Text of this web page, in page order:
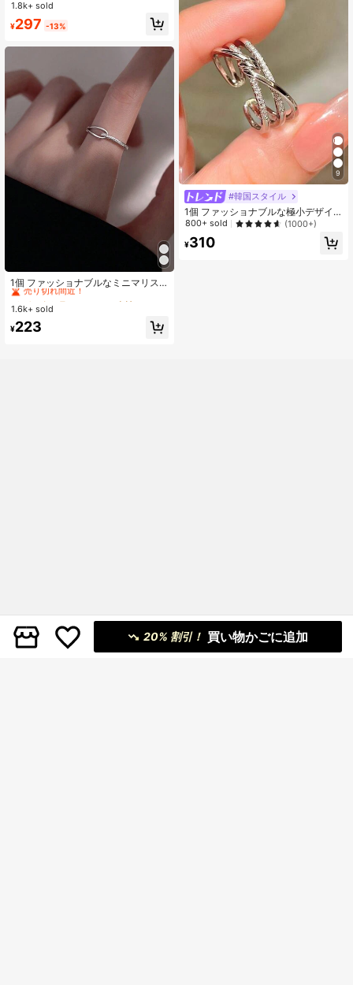
1.8k+ sold
¥297 -13%
1個 ファッショナブルなミニマリス
トデザイン キラキラカーブ 調整可能
リング
売り切れ間近！
#2 ベストセラー
売り切れ間近！
#2 ベストセラー
売り切れ間近！
#2 ベストセラー
1.6k+ sold
¥223
9
#韓国スタイル
1個 ファッショナブルな極小デザイ
ン個性的 シック なラグジュアリーパ
ー使い向け レディース
800+ sold (1000+)
¥310
20% 割引！ 買い物かごに追加